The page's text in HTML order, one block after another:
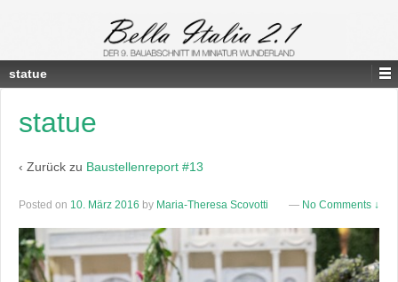
statue
statue
‹ Zurück zu Baustellenreport #13
Posted on 10. März 2016 by Maria-Theresa Scovotti — No Comments ↓